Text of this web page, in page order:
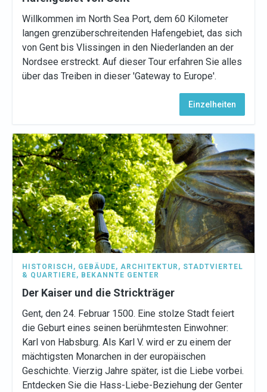
Willkommen im North Sea Port, dem 60 Kilometer
langen grenzüberschreitenden Hafengebiet, das sich
von Gent bis Vlissingen in den Niederlanden an der
Nordsee erstreckt. Auf dieser Tour erfahren Sie alles
über das Treiben in dieser 'Gateway to Europe'.
Einzelheiten
HISTORISCH , GEBÄUDE, ARCHITEKTUR , STADTVIERTEL
& QUARTIERE, BEKANNTE GENTER
Der Kaiser und die Strickträger
Gent, den 24. Februar 1500. Eine stolze Stadt feiert
die Geburt eines seinen berühmtesten Einwohner:
Karl von Habsburg. Als Karl V. wird er zu einem der
mächtigsten Monarchen in der europäischen
Geschichte. Vierzig Jahre später, ist die Liebe vorbei.
Entdecken Sie die Hass-Liebe-Beziehung der Genter